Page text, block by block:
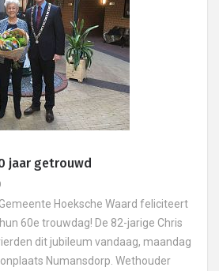
jaar getrouwd
Gemeente Hoeksche Waard feliciteert
60e trouwdag! De 82-jarige Chris
dit jubileum vandaag, maandag
Numansdorp. Wethouder